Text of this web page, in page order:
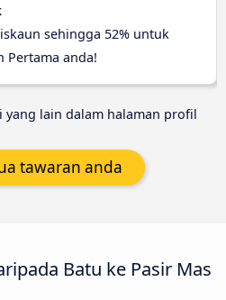
sehingga 52% untuk
Pertama anda!
yang lain dalam halaman profil
tawaran anda
Batu ke Pasir Mas